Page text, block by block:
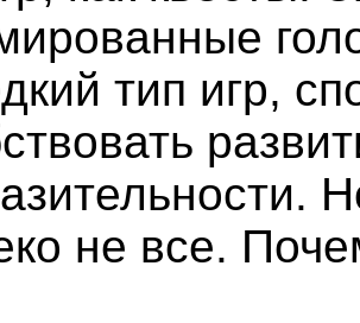
тип игр,
не все.